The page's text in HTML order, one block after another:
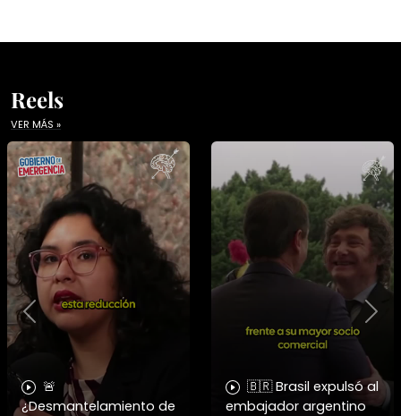
Reels
VER MÁS »
🚨
¿Desmantelamiento de
🇧🇷 Brasil expulsó al
embajador argentino
Previous